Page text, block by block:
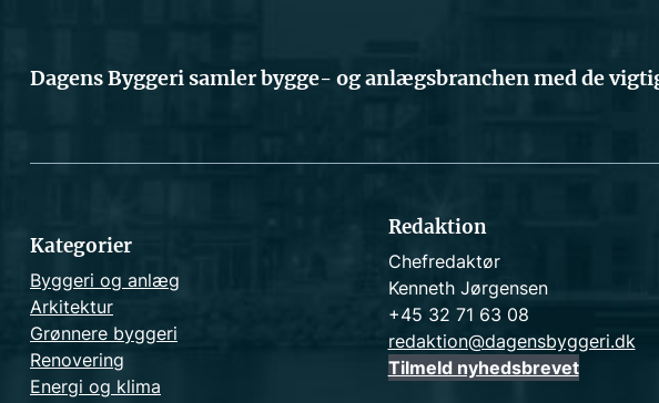
Dagens Byggeri samler bygge- og anlægsbranchen med de
Kategorier
Byggeri og anlæg
Arkitektur
Grønnere byggeri
Renovering
Energi og klima
Redaktion
Chefredaktør
Kenneth Jørgensen
+45 32 71 63 08
redaktion@dagensbyggeri.dk
Tilmeld nyhedsbrevet